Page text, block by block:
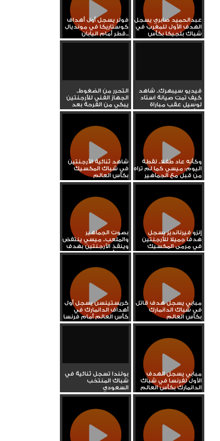
عبدالحميد صابري يسجل
الهدف الأول للمغرب في
شباك بلجيكا بكأس
العالم
فولر يسجل أول أهداف
كوستاريكا في مونديال
قطر أمام اليابان...
فيديو سيبهرك.. شاهد
كيف تمت صيانة استاد
لوسيل عقب مباراة
الأرجنتين...
التحرر من الضغوط..
الجهاز الفني للأرجنتين
يبكي من الفرحة بعد
هدف...
وكأنه عاد طفلا.. لقطة
اليوم: ميسي كما لم تراه
من قبل مع الجماهير
شاهد ثنائية الأرجنتين
في شباك المكسيك
بكأس العالم
إنزو فيرنانديز يسجل
هدفا جميلا للأرجنتين
في مرمى المكسيك
بصوت الجماهير
والملعب.. ميسي ينتفض
وينقذ الأرجنتين بهدف
رائع أمام...
مبابي يسجل هدف قاتل
في شباك الدانمارك
بكأس العالم
كريستينسن يسجل أول
أهداف الدانمارك في
كأس العالم أمام فرنسا
مبابي يسجل الهدف
الأول لفرنسا في شباك
الدانمارك بكأس العالم
بولندا تسجل ثنائية في
شباك المنتخب
السعودي